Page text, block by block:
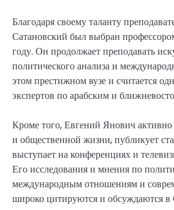
Благодаря своему таланту
Сатановский был выбран
году. Он продолжает преподавать
политического анализа и
этом престижном вузе и считается
экспертов по арабским и
Кроме того, Евгений Янович активно
и общественной жизни, публикует
выступает на конференциях и
Его исследования и мнения по
международным отношениям и
широко цитируются и обсуждаются